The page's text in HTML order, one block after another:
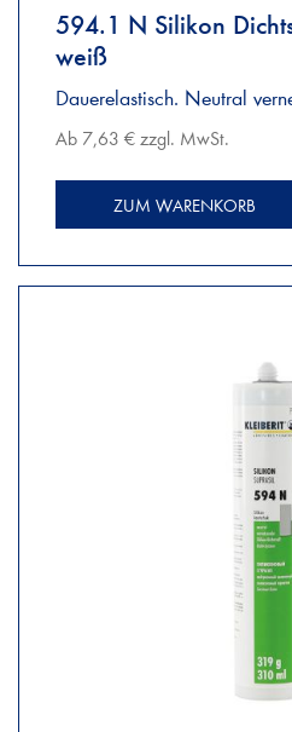
594.1 N Silikon
weiß
Dauerelastisch. Neutral
Ab 7,63 € zzgl. MwSt.
ZUM WARENKORB